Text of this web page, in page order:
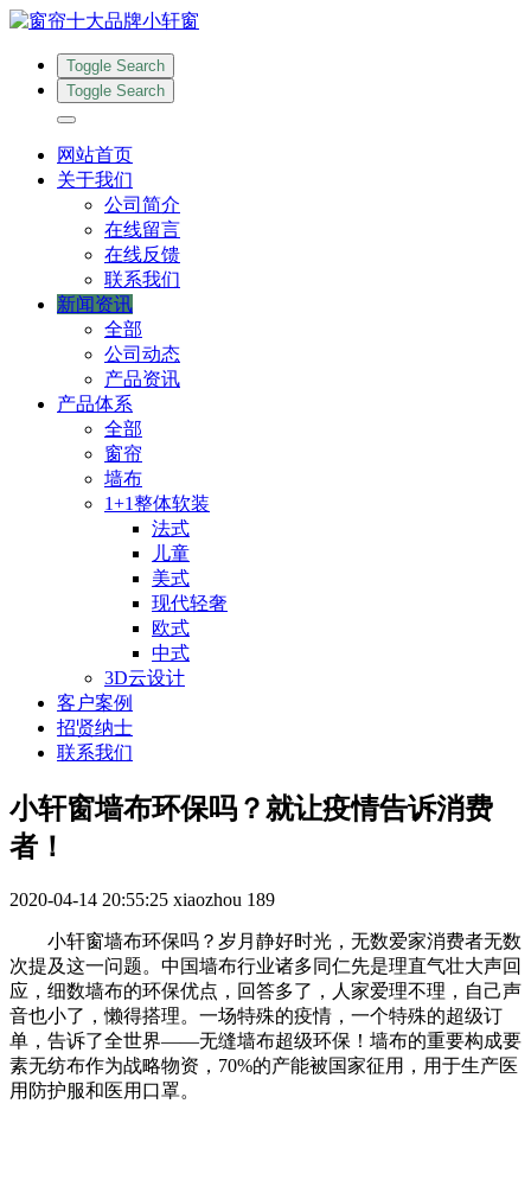
Toggle Search
Toggle Search
网站首页
关于我们
公司简介
在线留言
在线反馈
联系我们
新闻资讯
全部
公司动态
产品资讯
产品体系
全部
窗帘
墙布
1+1整体软装
法式
儿童
美式
现代轻奢
欧式
中式
3D云设计
客户案例
招贤纳士
联系我们
小轩窗墙布环保吗？就让疫情告诉消费
者！
2020-04-14 20:55:25 xiaozhou 189
小轩窗墙布环保吗？岁月静好时光，无数爱家消费者无数
次提及这一问题。中国墙布行业诸多同仁先是理直气壮大声回
应，细数墙布的环保优点，回答多了，人家爱理不理，自己声
音也小了，懒得搭理。一场特殊的疫情，一个特殊的超级订
单，告诉了全世界——无缝墙布超级环保！墙布的重要构成要
素无纺布作为战略物资，70%的产能被国家征用，用于生产医
用防护服和医用口罩。